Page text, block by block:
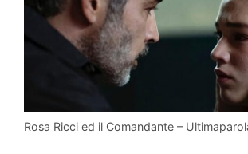
Rosa Ricci ed il Comandante –